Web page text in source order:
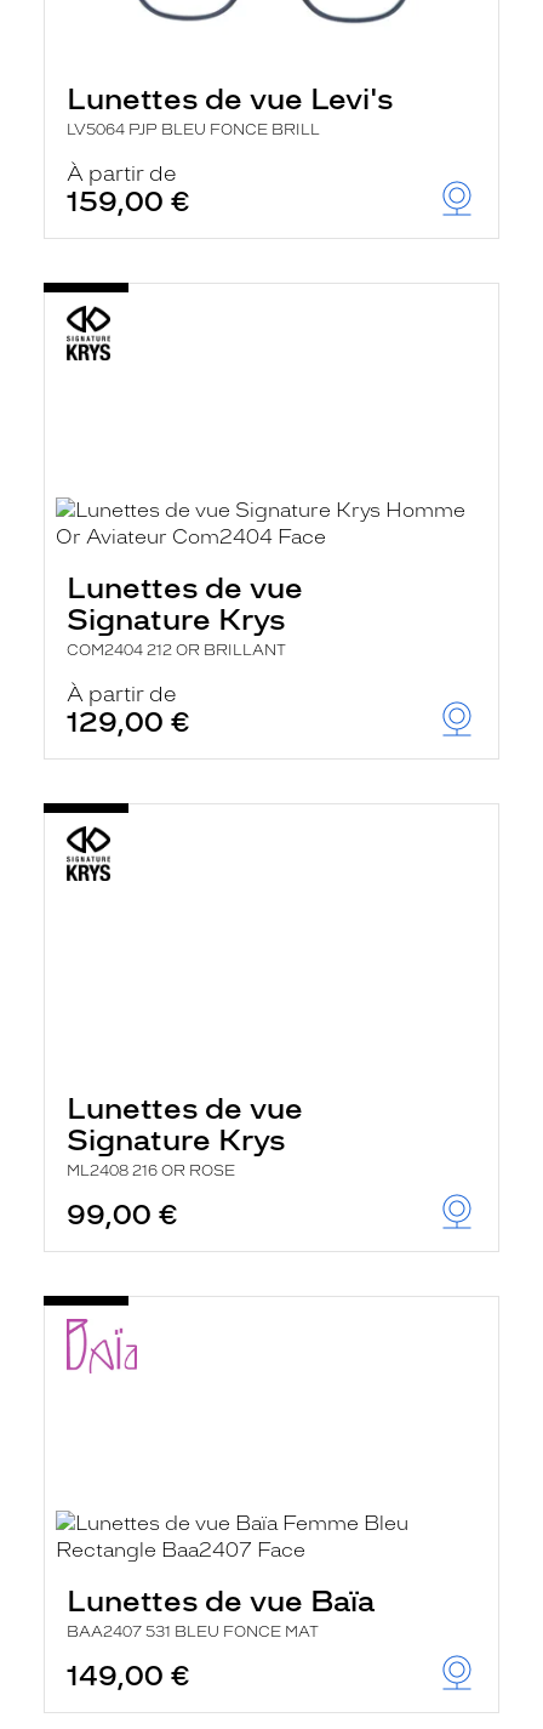
Lunettes de vue Levi's
LV5064 PJP BLEU FONCE BRILL
À partir de
159,00 €
Lunettes de vue
Signature Krys
COM2404 212 OR BRILLANT
À partir de
129,00 €
Lunettes de vue
Signature Krys
ML2408 216 OR ROSE
99,00 €
Lunettes de vue Baïa
BAA2407 531 BLEU FONCE MAT
149,00 €